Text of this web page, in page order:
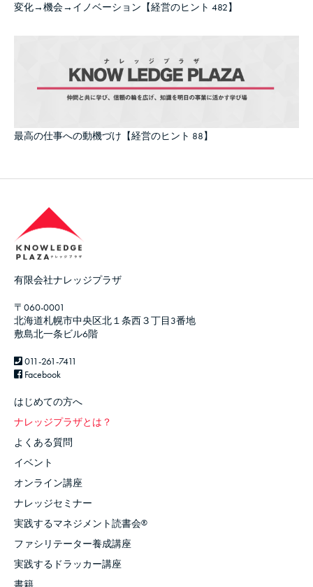
変化→機会→イノベーション【経営のヒント 482】
最高の仕事への動機づけ【経営のヒント 88】
有限会社ナレッジプラザ
〒060-0001
北海道札幌市中央区北１条西３丁目3番地
敷島北一条ビル6階
011-261-7411
Facebook
はじめての方へ
ナレッジプラザとは？
よくある質問
イベント
オンライン講座
ナレッジセミナー
実践するマネジメント読書会®
ファシリテーター養成講座
実践するドラッカー講座